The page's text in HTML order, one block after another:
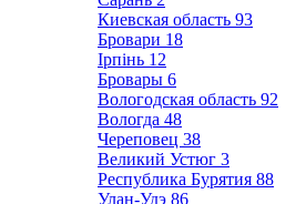
Киевская область 93
Бровари 18
Ірпінь 12
Бровары 6
Вологодская область 92
Вологда 48
Череповец 38
Великий Устюг 3
Республика Бурятия 88
Улан-Удэ 86